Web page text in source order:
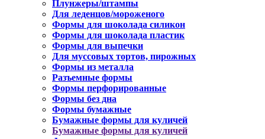
Плунжеры/штампы
Для леденцов/мороженого
Формы для шоколада силикон
Формы для шоколада пластик
Формы для выпечки
Для муссовых тортов, пирожных
Формы из металла
Разъемные формы
Формы перфорированные
Формы без дна
Формы бумажные
Бумажные формы для куличей
Бумажные формы для куличей